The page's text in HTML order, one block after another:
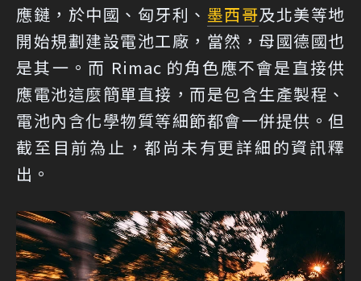
應鏈，於中國、匈牙利、 墨西哥及北美等地
開始規劃建設電池工廠，當然，母國德國也
是其一。而 Rimac 的角色應不會是直接供
應電池這麼簡單直接，而是包含生產製程、
電池內含化學物質等細節都會一併提供。但
截至目前為止，都尚未有更詳細的資訊釋
出。